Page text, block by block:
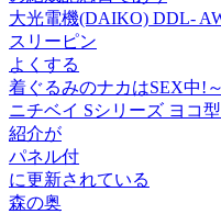
大光電機(DAIKO) DDL-
スリーピン
よくする
着ぐるみのナカはSEX中!
ニチベイ Sシリーズ ヨコ
紹介が
パネル付
に更新されている
森の奥